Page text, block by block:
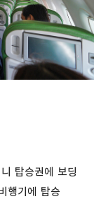
탑승권에 보딩
행기에 탑승